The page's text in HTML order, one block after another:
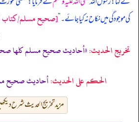
کی موجودگی میں نکاح نہ کیا جائے۔“[صحيح مسلم/كتاب
تخریج الحدیث:«أحاديث صحيح مسلم كلها
الحكم على الحديث:أحاديث صحيح
مزید تخریج الحدیث شرح